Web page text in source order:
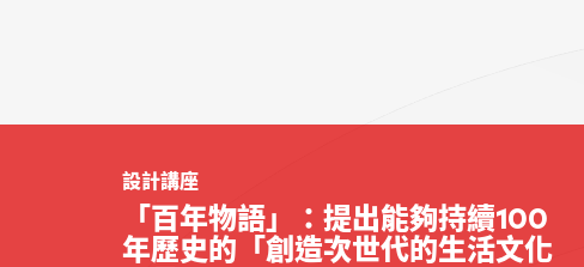
設計講座
「百年物語」：提出能夠持續100
年歷史的「創造次世代的生活文化